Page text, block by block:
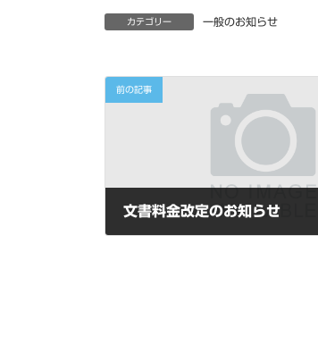
カテゴリー 一般のお知らせ
前の記事
文書料金改定のお知らせ